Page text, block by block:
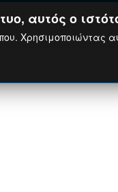
αυτός ο
Χρησιμοποιώντας